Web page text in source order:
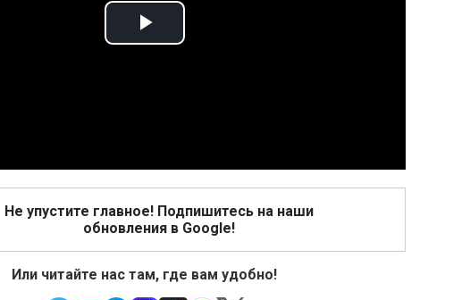
Play
Не упустите главное! Подпишитесь на наши
обновления в Google!
Или читайте нас там, где вам удобно!